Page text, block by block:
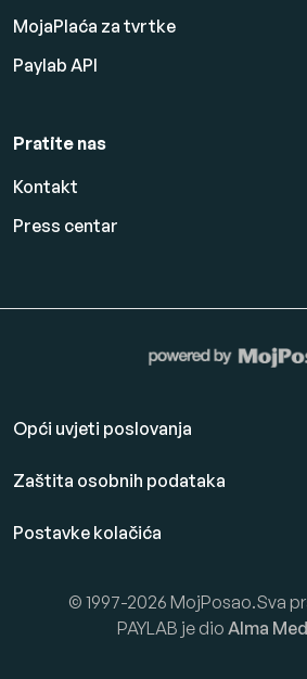
MojaPlaća za tvrtke
Paylab API
Pratite nas
Kontakt
Press centar
Opći uvjeti poslovanja
Zaštita osobnih podataka
Postavke kolačića
© 1997-2026 MojPosao.Sva
PAYLAB je dio Alma